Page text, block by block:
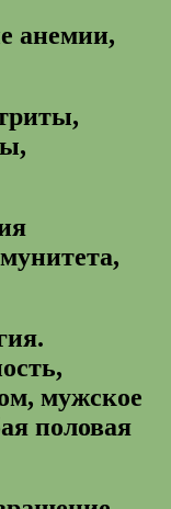
анемии,
мужское
половая